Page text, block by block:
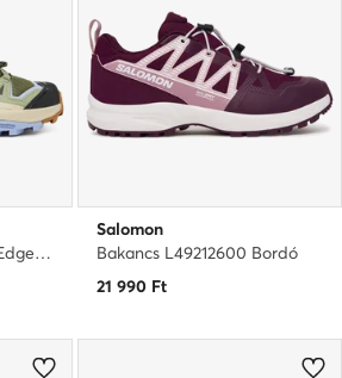
Bakancs · X Ultra 360 Edge L49097300 · Zöld
Salomon
Bakancs L49212600 Bordó
21 990 Ft